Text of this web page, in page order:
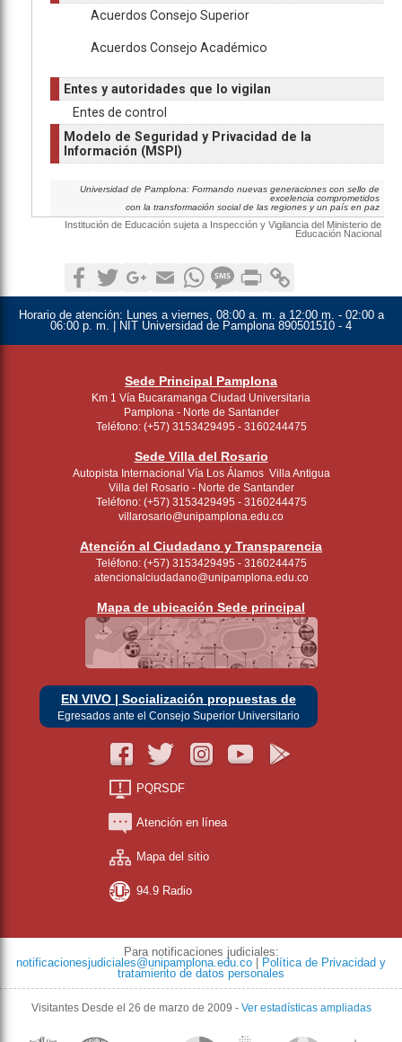
Acuerdos Consejo Superior
Acuerdos Consejo Académico
Entes y autoridades que lo vigilan
Entes de control
Modelo de Seguridad y Privacidad de la
Información (MSPI)
Universidad de Pamplona: Formando nuevas generaciones con sello de
excelencia comprometidos
con la transformación social de las regiones y un país en paz
Institución de Educación sujeta a Inspección y Vigilancia del Ministerio de
Educación Nacional
FacebookTwitterGoogle+
EmailWhatsApp
SMS Print
Horario de atención: Lunes a viernes, 08:00 a. m. a 12:00 m. - 02:00 a
06:00 p. m. | NIT Universidad de Pamplona 890501510 - 4
Sede Principal Pamplona
Km 1 Vía Bucaramanga Ciudad Universitaria
Pamplona - Norte de Santander
Teléfono: (+57) 3153429495 - 3160244475
Sede Villa del Rosario
Autopista Internacional Vía Los Álamos Villa Antigua
Villa del Rosario - Norte de Santander
Teléfono: (+57) 3153429495 - 3160244475
villarosario@unipamplona.edu.co
Atención al Ciudadano y Transparencia
Teléfono: (+57) 3153429495 - 3160244475
atencionalciudadano@unipamplona.edu.co
Mapa de ubicación Sede principal
EN VIVO | Socialización propuestas de
Egresados ante el Consejo Superior Universitario
PQRSDF
Atención en línea
Mapa del sitio
94.9 Radio
Para notificaciones judiciales:
notificacionesjudiciales@unipamplona.edu.co
Política de Privacidad y
tratamiento de datos personales
Visitantes Desde el 26 de marzo de 2009 - Ver estadísticas ampliadas